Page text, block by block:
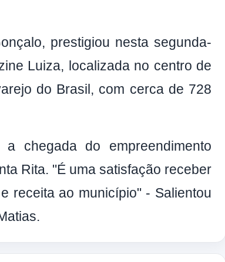
prestigiou nesta segunda-
Luiza, localizada no centro de
do Brasil, com cerca de 728
a chegada do empreendimento
Rita. "É uma satisfação receber
receita ao município" - Salientou